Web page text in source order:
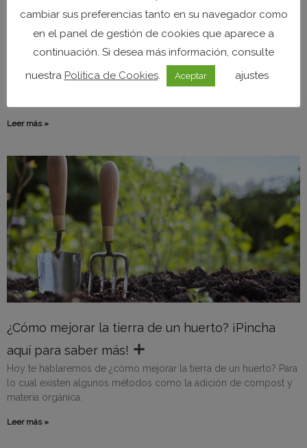
Consejos de cultivo: cómo preparar la tierra para
plantar tomates
¿Sabes como preparar la tierra para plantar tomates? Aunque no
lo creas, es muy importante prepara el sustrato antes de cada
Leer más »
¿Cómo mejorar la tierra de un huerto? ¡Pincha
aquí para saber más!
Hoy te hablaremos de ¿cómo mejorar la tierra de un huerto? Para
lo cual existen algunos métodos como la adición de compost y
materia orgánica.
Leer más »
cambiar sus preferencias tanto en su navegador como
en el panel de gestión de cookies que aparece a
continuación. Si desea más información, consulte
nuestra Política de Cookies. Aceptar ajustes